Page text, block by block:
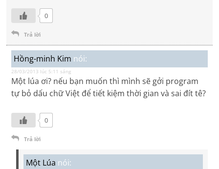
0
Trả lời
Hồng-minh Kim nói:
28/03/2013 lúc 5:11 sáng
Một lúa ơi? nếu bạn muốn thì mình sẽ gởi program
tự bỏ dấu chữ Việt để tiết kiệm thời gian và sai đít tê?
0
Trả lời
Một Lúa nói: